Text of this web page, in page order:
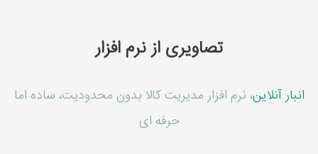
تصاویری از نرم افزار
انبار آنلاین، نرم افزار مدیریت کالا بدون محدودیت، ساده اما
حرفه ای